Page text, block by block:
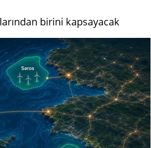
birini kapsayacak